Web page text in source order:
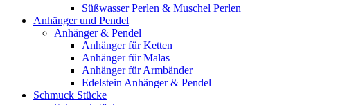
Süßwasser Perlen & Muschel Perlen
Anhänger und Pendel
Anhänger & Pendel
Anhänger für Ketten
Anhänger für Malas
Anhänger für Armbänder
Edelstein Anhänger & Pendel
Schmuck Stücke